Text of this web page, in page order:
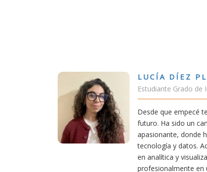
PLATERO
de Ing.Tecnologías Telecomunicación
teleco, supe que era una carrera de
un camino desafiante, pero también
donde he aprendido una base sólida en
datos. Actualmente aplico mis conocimientos